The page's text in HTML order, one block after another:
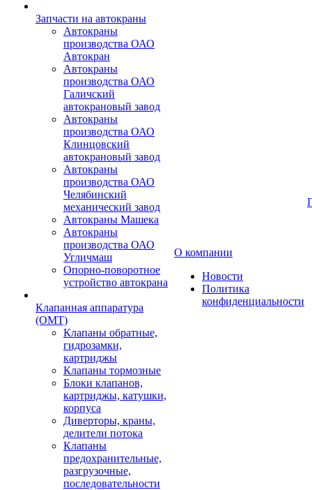
Запчасти на автокраны
Автокраны
производства ОАО
Автокран
Автокраны
производства ОАО
Галичский
автокрановый завод
Автокраны
производства ОАО
Клинцовский
автокрановый завод
Автокраны
производства ОАО
Челябинский
механический завод
Автокраны Машека
Автокраны
производства ОАО
Угличмаш
Опорно-поворотное
устройство автокрана
Клапанная аппаратура
(OMT)
Клапаны обратные,
гидрозамки,
картриджы
Клапаны тормозные
Блоки клапанов,
картриджы, катушки,
корпуса
Диверторы, краны,
делители потока
Клапаны
предохранительные,
разгрузочные,
последовательности
О компании
Новости
Политика
конфиденциальности